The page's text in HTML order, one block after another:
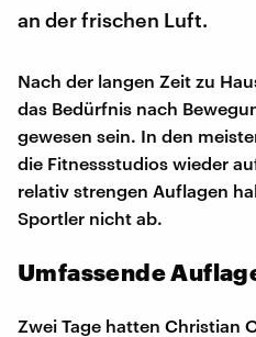
an der frischen Luft.
Nach der langen Zeit zu
das Bedürfnis nach
gewesen sein. In den
die Fitnessstudios wieder
relativ strengen Auflagen
Sportler nicht ab.
Umfassende
Zwei Tage hatten Christian